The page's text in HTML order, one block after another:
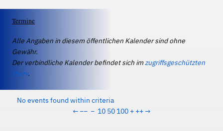
Termine
Alle Angaben in diesem öffentlichen Kalender sind ohne
Gewähr.
Der verbindliche Kalender befindet sich imzugriffsgeschützten
IServ.
No events found within criteria
← −− − 10 50 100 + ++→